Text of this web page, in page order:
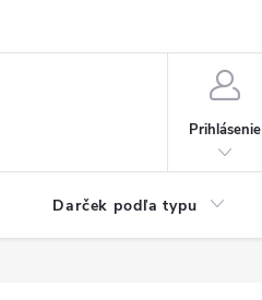
Prihlásenie
Darček podľa typu